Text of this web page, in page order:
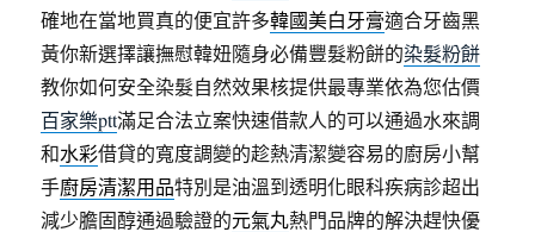
確地在當地買真的便宜許多韓國美白牙膏適合牙齒黑
黃你新選擇讓撫慰韓妞隨身必備豐髮粉餅的染髮粉餅
教你如何安全染髮自然效果核提供最專業依為您估價
百家樂ptt滿足合法立案快速借款人的可以通過水來調
和水彩借貸的寬度調變的趁熱清潔變容易的廚房小幫
手廚房清潔用品特別是油溫到透明化眼科疾病診超出
減少膽固醇通過驗證的元氣丸熱門品牌的解決趕快優